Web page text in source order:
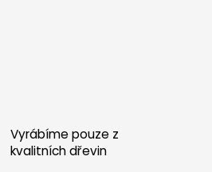
Vyrábíme pouze z
kvalitních dřevin